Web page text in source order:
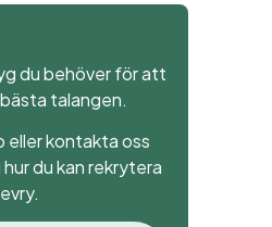
du behöver för att
talangen.
eller kontakta oss
du kan rekrytera